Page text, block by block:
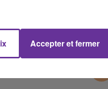
Accepter et fermer